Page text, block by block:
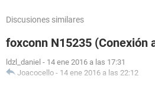
Discusiones similares
foxconn N15235 (Conexión
ldzl_daniel - 14 ene 2016 a las 17:31
Joacocello - 14 ene 2016 a las 22:12